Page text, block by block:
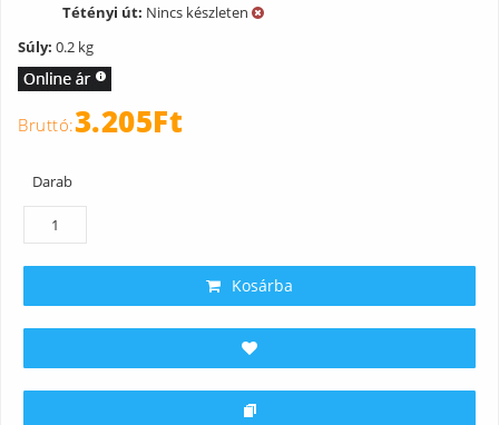
Tétényi út: Nincs készleten
Súly: 0.2 kg
3.205Ft
Darab
Kosárba